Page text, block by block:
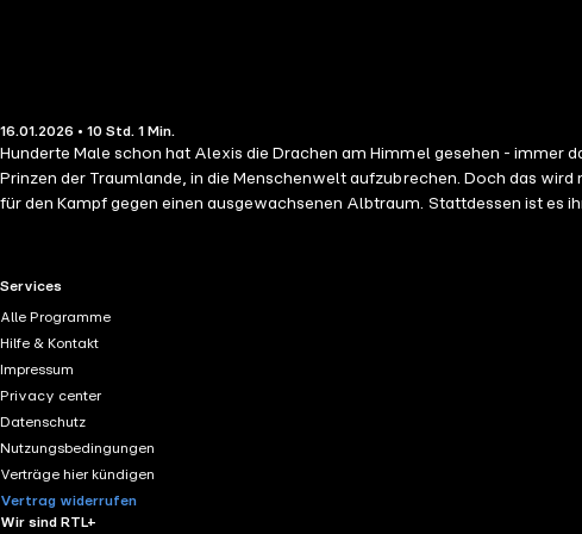
16.01.2026 • 10 Std. 1 Min.
Hunderte Male schon hat Alexis die Drachen am Himmel gesehen - immer
Prinzen der Traumlande, in die Menschenwelt aufzubrechen. Doch das
für den Kampf gegen einen ausgewachsenen Albtraum. Stattdessen ist es
RTL+ useful links.
Services
Alle Programme
Hilfe & Kontakt
Impressum
Privacy center
Datenschutz
Nutzungsbedingungen
Verträge hier kündigen
Vertrag widerrufen
Wir sind RTL+